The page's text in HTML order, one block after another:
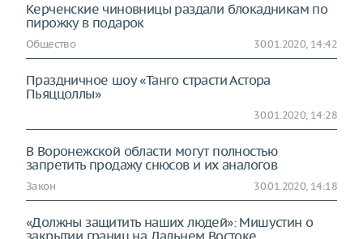
Керченские чиновницы раздали блокадникам по
пирожку в подарок
Общество 30.01.2020, 14:42
Праздничное шоу «Танго страсти Астора
Пьяццоллы»
30.01.2020, 14:28
В Воронежской области могут полностью
запретить продажу снюсов и их аналогов
Закон 30.01.2020, 14:18
«Должны защитить наших людей»: Мишустин о
закрытии границ на Дальнем Востоке